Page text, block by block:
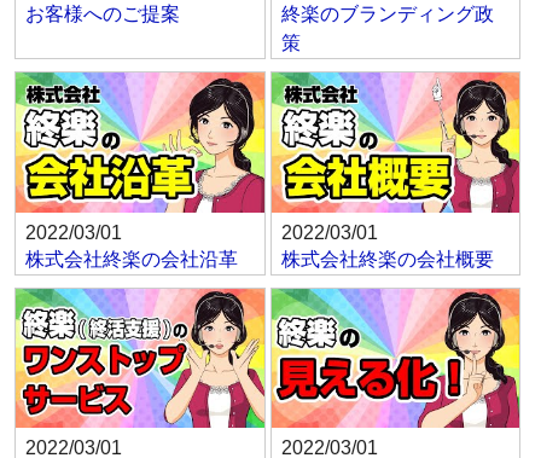
お客様へのご提案
終楽のブランディング政
策
2022/03/01
株式会社終楽の会社沿革
2022/03/01
株式会社終楽の会社概要
2022/03/01 2022/03/01